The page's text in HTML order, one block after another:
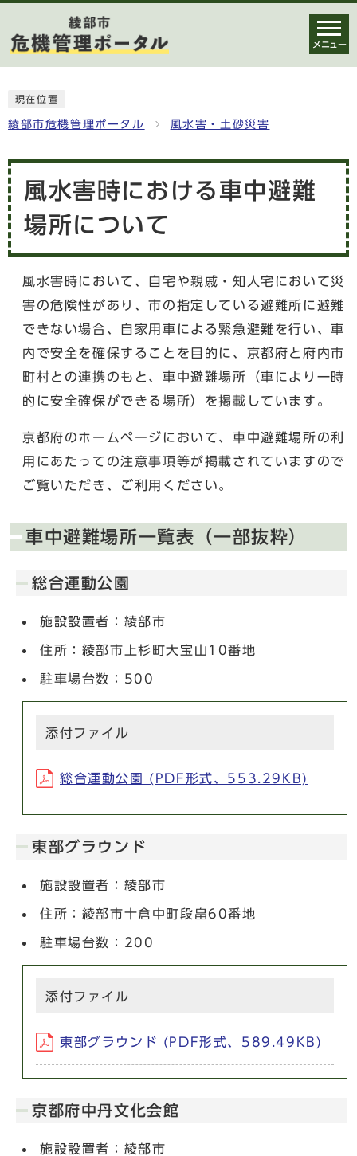
メニュー
現在位置
綾部市危機管理ポータル 風水害・土砂災害
風水害時における車中避難
場所について
風水害時において、自宅や親戚・知人宅において災
害の危険性があり、市の指定している避難所に避難
できない場合、自家用車による緊急避難を行い、車
内で安全を確保することを目的に、京都府と府内市
町村との連携のもと、車中避難場所（車により一時
的に安全確保ができる場所）を掲載しています。
京都府のホームページにおいて、車中避難場所の利
用にあたっての注意事項等が掲載されていますので
ご覧いただき、ご利用ください。
車中避難場所一覧表（一部抜粋）
総合運動公園
施設設置者：綾部市
住所：綾部市上杉町大宝山10番地
駐車場台数：500
添付ファイル
総合運動公園 (PDF形式、553.29KB)
東部グラウンド
施設設置者：綾部市
住所：綾部市十倉中町段畠60番地
駐車場台数：200
添付ファイル
東部グラウンド (PDF形式、589.49KB)
京都府中丹文化会館
施設設置者：綾部市